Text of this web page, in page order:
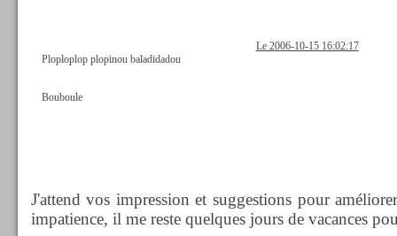
Le 2006-10-15 16:02:17
Ploploplop plopinou baladidadou
Bouboule
J'attend vos impression et suggestions pour
impatience, il me reste quelques jours de vacances